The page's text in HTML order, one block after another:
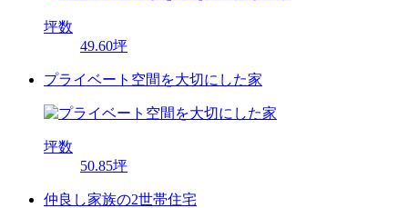
坪数
49.60坪
プライベート空間を大切にした家
坪数
50.85坪
仲良し家族の2世帯住宅